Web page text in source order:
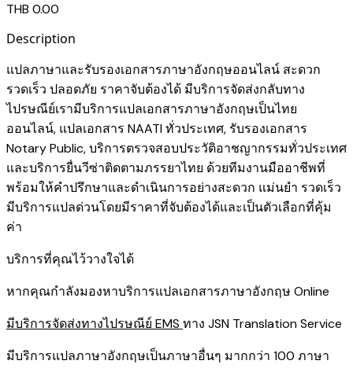
THB 0.00
Description
แปลภาษาและรับรองเอกสารภาษาอังกฤษออนไลน์ สะดวก
รวดเร็ว ปลอดภัย ราคาจับต้องได้ มีบริการจัดส่งกลับทาง
ไปรษณีย์เรามีบริการแปลเอกสารภาษาอังกฤษเป็นไทย
ออนไลน์, แปลเอกสาร NAATI ​ทั่วประเทศ, รับรองเอกสาร
Notary Public,บริการตรวจสอบประวัติอาชญากรรม​ทั่วประเทศ
และบริการยื่นวีซ่าติดตามภรรยาไทย ด้วยทีมงานมืออาชีพที่
พร้อมให้คำปรึกษาและดำเนินการอย่างสะดวก แม่นยำ รวดเร็ว
มีบริการแปลด่วนโดยมีราคาที่จับต้องได้และเป็นตัวเลือกที่คุ้ม
ค่า
บริการที่คุณไว้วางใจได้
หากคุณกำลังมองหาบริการแปลเอกสารภาษาอังกฤษ Online
มีบริการจัดส่งทางไปรษณีย์ EMS ทาง JSN Translation Service
มีบริการแปลภาษาอังกฤษเป็นภาษาอื่นๆ มากกว่า 100 ภาษา